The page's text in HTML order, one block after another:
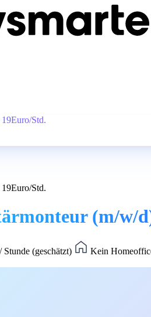
Std.
Std.
(m/w/
Stunde (geschätzt)
Kein